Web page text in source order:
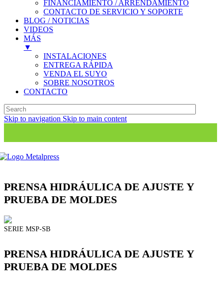
FINANCIAMIENTO / ARRENDAMIENTO
CONTACTO DE SERVICIO Y SOPORTE
BLOG / NOTICIAS
VIDEOS
MÁS
▼
INSTALACIONES
ENTREGA RÁPIDA
VENDA EL SUYO
SOBRE NOSOTROS
CONTACTO
Skip to navigation Skip to main content
PRENSA HIDRÁULICA DE AJUSTE Y
PRUEBA DE MOLDES
SERIE MSP-SB
PRENSA HIDRÁULICA DE AJUSTE Y
PRUEBA DE MOLDES